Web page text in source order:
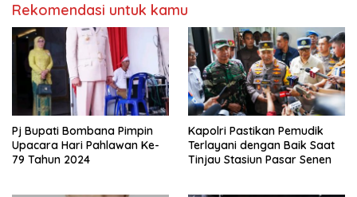
Rekomendasi untuk kamu
Pj Bupati Bombana Pimpin
Upacara Hari Pahlawan Ke-
79 Tahun 2024
Kapolri Pastikan Pemudik
Terlayani dengan Baik Saat
Tinjau Stasiun Pasar Senen